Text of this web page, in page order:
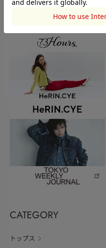
CATEGORY
トップス